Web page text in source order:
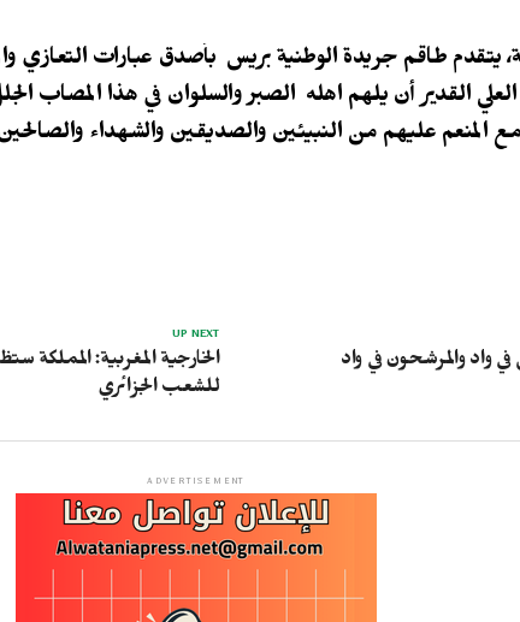
يتقدم طاقم جريدة الوطنية بريس بأصدق عبارات التعازي
القدير أن يلهم اهله الصبر والسلوان في هذا المصاب
المنعم عليهم من النبيئين والصديقين والشهداء
UP NEXT
الخارجية المغربية: المملكة
للشعب الجزائري
واد والمرشحون في واد
ADVERTISEMENT